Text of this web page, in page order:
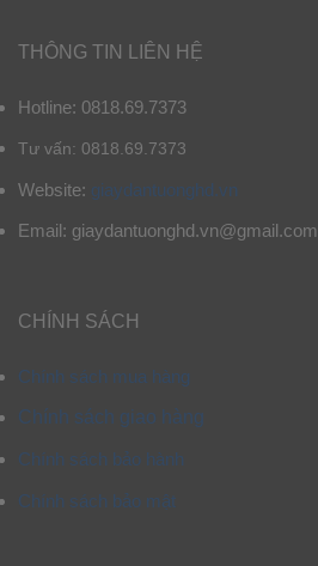
THÔNG TIN LIÊN HỆ
Hotline: 0818.69.7373
Tư vấn: 0818.69.7373
Website: giaydantuonghd.vn
Email: giaydantuonghd.vn@gmail.com
CHÍNH SÁCH
Chính sách mua hàng
Chính sách giao hàng
Chính sách bảo hành
Chính sách bảo mật